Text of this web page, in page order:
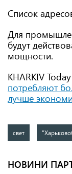
Список
Для
будут
мощности.
KHARKIV
потребляют
лучше
свет